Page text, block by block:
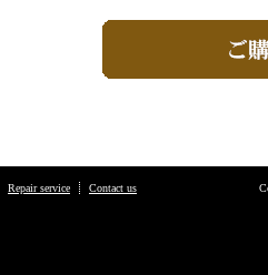
Repair service Contact us